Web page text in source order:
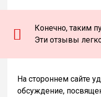
Конечно, таким
Эти отзывы
На стороннем сайте
обсуждение,